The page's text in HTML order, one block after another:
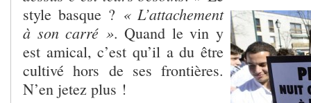
style basque ? « L’attachement
à son carré ». Quand le vin y
est amical, c’est qu’il a du être
cultivé hors de ses frontières.
N’en jetez plus !